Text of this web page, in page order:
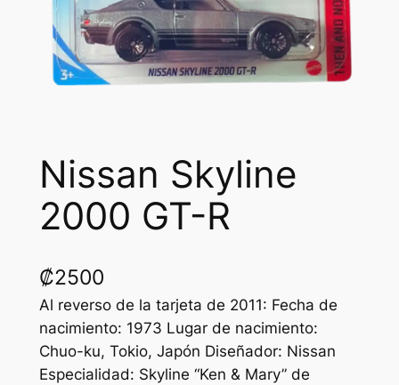
Nissan Skyline
2000 GT-R
₡2500
Al reverso de la tarjeta de 2011: Fecha de
nacimiento: 1973 Lugar de nacimiento:
Chuo-ku, Tokio, Japón Diseñador: Nissan
Especialidad: Skyline “Ken & Mary” de